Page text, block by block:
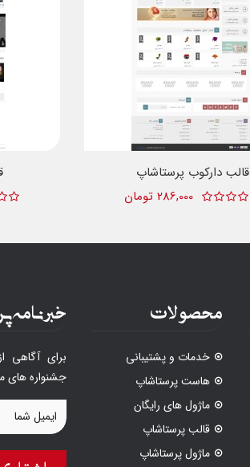
قالب دارکوب پرستاشاپ
286,000 تومان
محصولات
خدمات و پشتیبانی
هاست پرستاشاپ
ماژول های رایگان
قالب پرستاشاپ
ماژول پرستاشاپ
خبرنامه
برای
جشنواره های